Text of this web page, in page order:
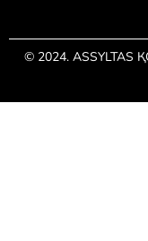
© 2024.